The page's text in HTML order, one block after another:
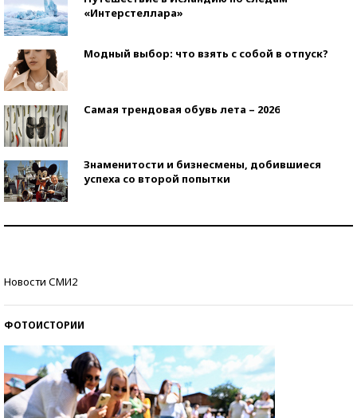
«Интерстеллара»
Модный выбор: что взять с собой в отпуск?
Самая трендовая обувь лета – 2026
Знаменитости и бизнесмены, добившиеся
успеха со второй попытки
Новости СМИ2
ФОТОИСТОРИИ